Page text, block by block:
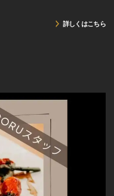
詳しくはこちら